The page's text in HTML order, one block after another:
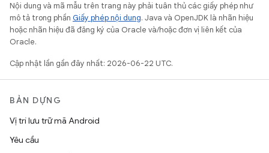
Nội dung và mã mẫu trên trang này phải tuân thủ các giấy phép như
mô tả trong phần Giấy phép nội dung. Java và OpenJDK là nhãn hiệu
hoặc nhãn hiệu đã đăng ký của Oracle và/hoặc đơn vị liên kết của
Oracle.
Cập nhật lần gần đây nhất: 2026-06-22 UTC.
BẢN DỰNG
Vị trí lưu trữ mã Android
Yêu cầu